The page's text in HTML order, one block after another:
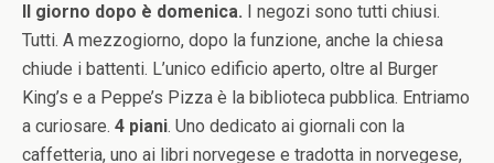
Il giorno dopo è domenica. I negozi sono tutti chiusi.
Tutti. A mezzogiorno, dopo la funzione, anche la chiesa
chiude i battenti. L’unico edificio aperto, oltre al Burger
King’s e a Peppe’s Pizza è la biblioteca pubblica. Entriamo
a curiosare. 4 piani. Uno dedicato ai giornali con la
caffetteria, uno ai libri norvegese e tradotta in norvegese,